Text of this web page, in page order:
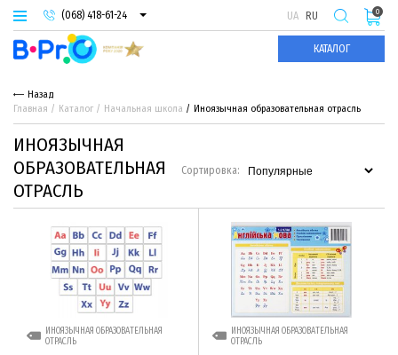
(068) 418-61-24
(093) 974-66-94
(095) 987-29-55
UA RU
КАТАЛОГ
0
Назад
Главная
Каталог Начальная школа Иноязычная образовательная отрасль
ИНОЯЗЫЧНАЯ
ОБРАЗОВАТЕЛЬНАЯ
ОТРАСЛЬ
Сортировка:
ИНОЯЗЫЧНАЯ ОБРАЗОВАТЕЛЬНАЯ
ОТРАСЛЬ
ИНОЯЗЫЧНАЯ ОБРАЗОВАТЕЛЬНАЯ
ОТРАСЛЬ